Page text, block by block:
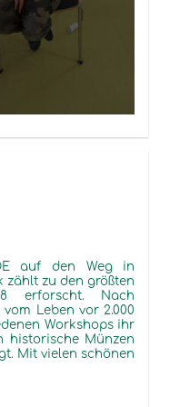
auf den Weg in
zählt zu den größten
erforscht. Nach
Leben vor 2.000
Workshops ihr
historische Münzen
Mit vielen schönen